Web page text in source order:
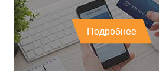
Подробнее